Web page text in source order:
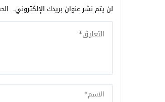
لن يتم نشر عنوان بريدك الإلكتروني.